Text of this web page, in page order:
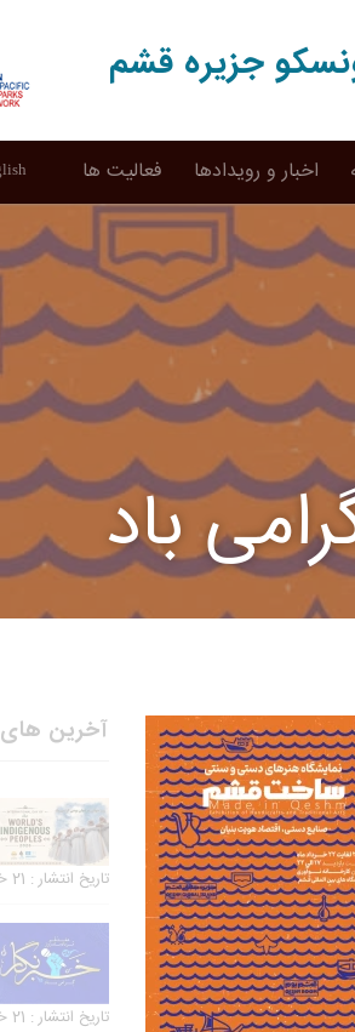
جزیره قشم
اخبار و رویدادها فعالیت ها
باد
آخرین های
تاریخ انتشار : 21 خرداد 1403
تاریخ انتشار : 21 خرداد 1403